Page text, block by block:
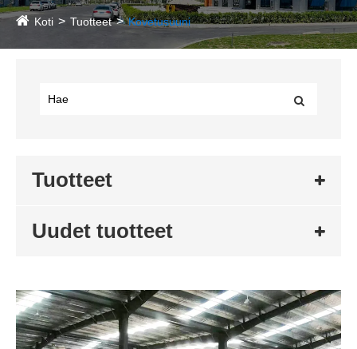
Koti Tuotteet Kovetusuuni
Tuotteet
Uudet tuotteet